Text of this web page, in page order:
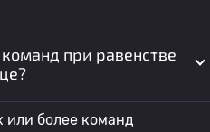
при равенстве
или более команд